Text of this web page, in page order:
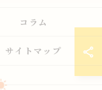
コラム
サイトマップ